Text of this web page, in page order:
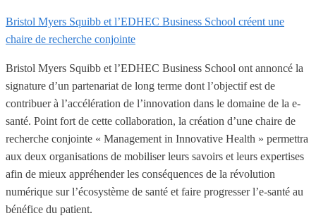
Bristol Myers Squibb et l’EDHEC Business School créent une
chaire de recherche conjointe
Bristol Myers Squibb et l’EDHEC Business School ont annoncé la
signature d’un partenariat de long terme dont l’objectif est de
contribuer à l’accélération de l’innovation dans le domaine de la e-
santé. Point fort de cette collaboration, la création d’une chaire de
recherche conjointe « Management in Innovative Health » permettra
aux deux organisations de mobiliser leurs savoirs et leurs expertises
afin de mieux appréhender les conséquences de la révolution
numérique sur l’écosystème de santé et faire progresser l’e-santé au
bénéfice du patient.